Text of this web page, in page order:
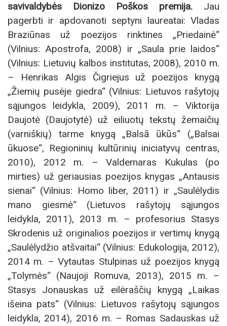
savivaldybės Dionizo Poškos premija. Jau
pagerbti ir apdovanoti septyni laureatai: Vladas
Braziūnas už poezijos rinktines „Priedainė“
(Vilnius: Apostrofa, 2008) ir „Saula prie laidos“
(Vilnius: Lietuvių kalbos institutas, 2008), 2010 m.
– Henrikas Algis Čigriejus už poezijos knygą
„Žiemių pusėje giedra“ (Vilnius: Lietuvos rašytojų
sąjungos leidykla, 2009), 2011 m. – Viktorija
Daujotė (Daujotytė) už eiliuotų tekstų žemaičių
(varniškių) tarme knygą „Balsā ūkūs“ („Balsai
ūkuose“, Regioninių kultūrinių iniciatyvų centras,
2010), 2012 m. – Valdemaras Kukulas (po
mirties) už geriausias poezijos knygas „Antausis
sienai“ (Vilnius: Homo liber, 2011) ir „Saulėlydis
mano giesmė“ (Lietuvos rašytojų sąjungos
leidykla, 2011), 2013 m. – profesorius Stasys
Skrodenis už originalios poezijos ir vertimų knygą
„Saulėlydžio atšvaitai“ (Vilnius: Edukologija, 2012),
2014 m. – Vytautas Stulpinas už poezijos knygą
„Tolymės“ (Naujoji Romuva, 2013), 2015 m. –
Stasys Jonauskas už eilėraščių knygą „Laikas
išeina pats“ (Vilnius: Lietuvos rašytojų sąjungos
leidykla, 2014), 2016 m. – Romas Sadauskas už